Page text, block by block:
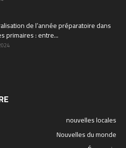
de l’année préparatoire dans
primaires : entre...
nouvelles locales
Nouvelles du monde